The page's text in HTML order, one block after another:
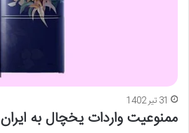
31 تیر 1402
ممنوعیت واردات یخچال به ایران